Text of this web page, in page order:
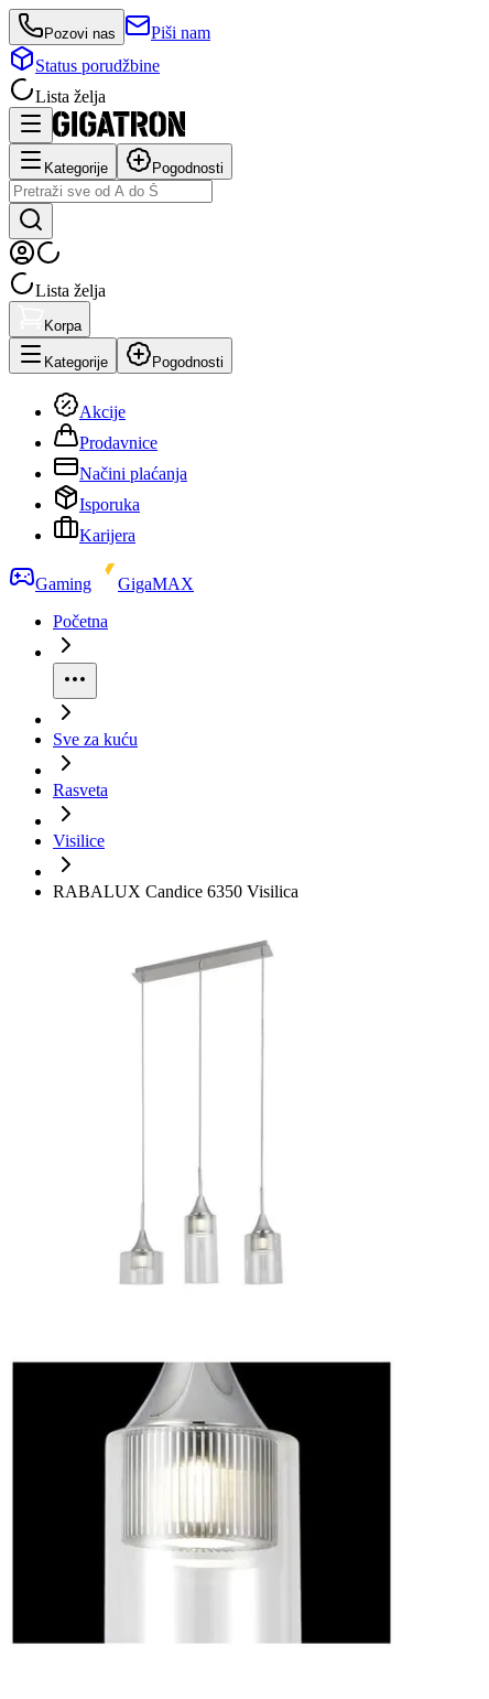
Pozovi nas
Piši nam
Status porudžbine
Lista želja
Kategorije Pogodnosti
Lista želja
Korpa
Kategorije Pogodnosti
Akcije
Prodavnice
Načini plaćanja
Isporuka
Karijera
Gaming
GigaMAX
Početna
Sve za kuću
Rasveta
Visilice
RABALUX Candice 6350 Visilica